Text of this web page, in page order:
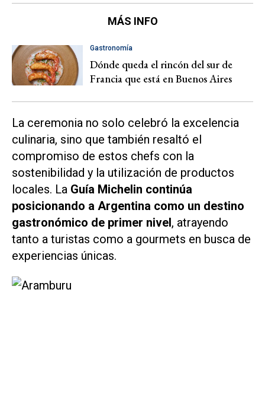
MÁS INFO
Gastronomía
Dónde queda el rincón del sur de
Francia que está en Buenos Aires
La ceremonia no solo celebró la excelencia
culinaria, sino que también resaltó el
compromiso de estos chefs con la
sostenibilidad y la utilización de productos
locales. La Guía Michelin continúa
posicionando a Argentina como un destino
gastronómico de primer nivel, atrayendo
tanto a turistas como a gourmets en busca de
experiencias únicas.